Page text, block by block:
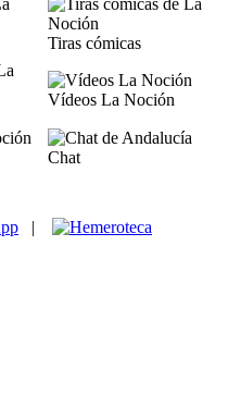
Tiras cómicas
Vídeos La Noción
Chat
|